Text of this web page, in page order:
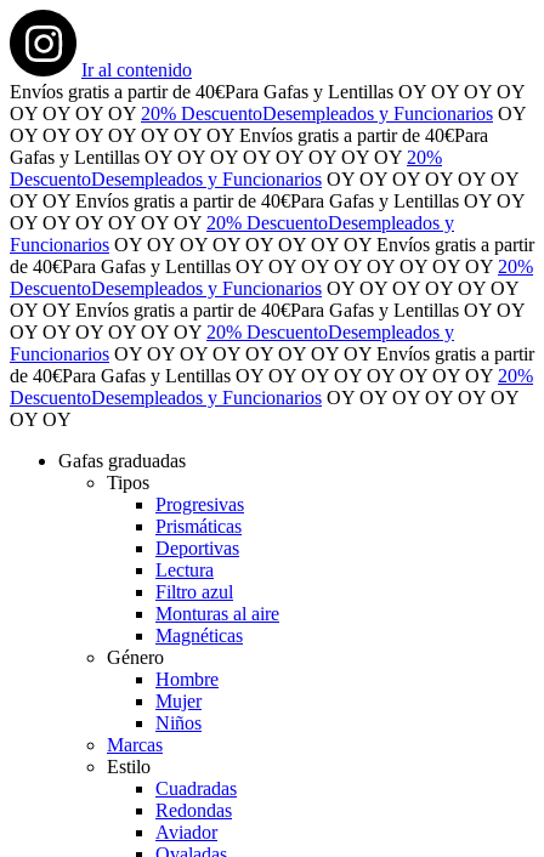
Ir al contenido
Envíos gratis a partir de 40€Para Gafas y Lentillas OY OY OY OY
OY OY OY OY 20% DescuentoDesempleados y Funcionarios OY
OY OY OY OY OY OY OY Envíos gratis a partir de 40€Para
Gafas y Lentillas OY OY OY OY OY OY OY OY 20%
DescuentoDesempleados y Funcionarios OY OY OY OY OY OY
OY OY Envíos gratis a partir de 40€Para Gafas y Lentillas OY OY
OY OY OY OY OY OY 20% DescuentoDesempleados y
Funcionarios OY OY OY OY OY OY OY OY Envíos gratis a partir
de 40€Para Gafas y Lentillas OY OY OY OY OY OY OY OY 20%
DescuentoDesempleados y Funcionarios OY OY OY OY OY OY
OY OY Envíos gratis a partir de 40€Para Gafas y Lentillas OY OY
OY OY OY OY OY OY 20% DescuentoDesempleados y
Funcionarios OY OY OY OY OY OY OY OY Envíos gratis a partir
de 40€Para Gafas y Lentillas OY OY OY OY OY OY OY OY 20%
DescuentoDesempleados y Funcionarios OY OY OY OY OY OY
OY OY
Gafas graduadas
Tipos
Progresivas
Prismáticas
Deportivas
Lectura
Filtro azul
Monturas al aire
Magnéticas
Género
Hombre
Mujer
Niños
Marcas
Estilo
Cuadradas
Redondas
Aviador